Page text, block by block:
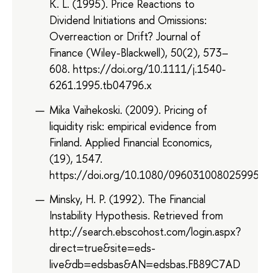
K. L. (1995). Price Reactions to
Dividend Initiations and Omissions:
Overreaction or Drift? Journal of
Finance (Wiley-Blackwell), 50(2), 573–
608. https://doi.org/10.1111/j.1540-
6261.1995.tb04796.x
Mika Vaihekoski. (2009). Pricing of
liquidity risk: empirical evidence from
Finland. Applied Financial Economics,
(19), 1547.
https://doi.org/10.1080/
Minsky, H. P. (1992). The Financial
Instability Hypothesis. Retrieved from
http://search.ebscohost.com/login.aspx?
direct=true&site=eds-
live&db=edsbas&AN=edsbas.FB89C7AD